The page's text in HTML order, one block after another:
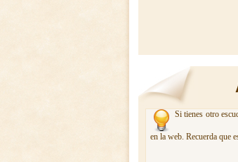
Si tienes otro
en la web. Recuerda que